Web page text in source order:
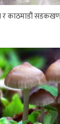
र काठमाडौं